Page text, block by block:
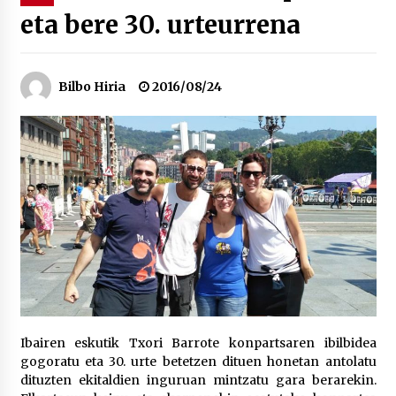
Bakaikuko barnetegitik gazteek egindako saio
berezia
2026/07/16
Tuba eta bonbardinoaren astea, Bilboko
Kontserbatorioan protagonista
2026/07/16
Auzoportala : 1×04 Auzofoniak
2026/07/15
Gaur abitua da Bilbao bbk live jaialdia
2026/07/09
eta bere 30. urteurrena
Bilbo Hiria 2016/08/24
Ibairen eskutik Txori Barrote konpartsaren ibilbidea
gogoratu eta 30. urte betetzen dituen honetan antolatu
dituzten ekitaldien inguruan mintzatu gara berarekin.